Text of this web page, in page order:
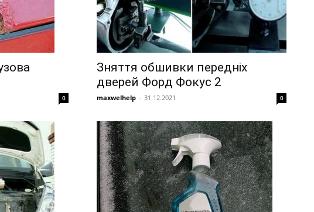
0
Зняття обшивки передніх
дверей Форд Фокус 2
maxwelhelp - 31.12.2021 0